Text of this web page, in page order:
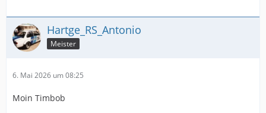
Hartge_RS_Antonio
Meister
6. Mai 2026 um 08:25
Moin Timbob